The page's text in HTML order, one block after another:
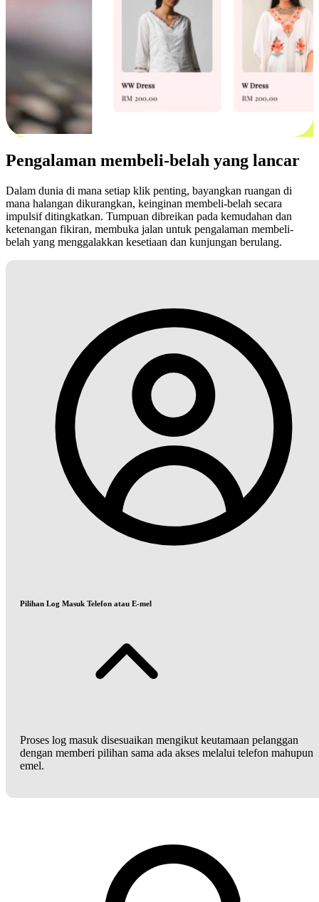
Pengalaman membeli-belah yang lancar
Dalam dunia di mana setiap klik penting, bayangkan ruangan di
mana halangan dikurangkan, keinginan membeli-belah secara
impulsif ditingkatkan. Tumpuan dibreikan pada kemudahan dan
ketenangan fikiran, membuka jalan untuk pengalaman membeli-
belah yang menggalakkan kesetiaan dan kunjungan berulang.
Pilihan Log Masuk Telefon atau E-mel
Proses log masuk disesuaikan mengikut keutamaan pelanggan
dengan memberi pilihan sama ada akses melalui telefon mahupun
emel.